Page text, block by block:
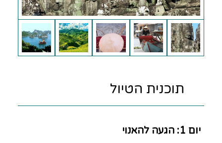
תוכנית הטיול
יום 1: הגעה להאנוי